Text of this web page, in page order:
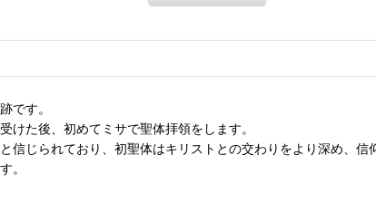
です。
た後、初めてミサで聖体拝領をします。
じられており、初聖体はキリストとの交わりをより深め、信
。